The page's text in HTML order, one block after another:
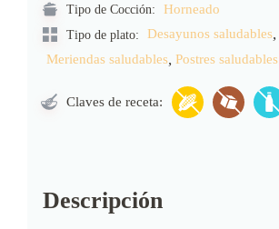
Tipo de Cocción:
Horneado
Tipo de plato:
Desayunos saludables,
Meriendas saludables, Postres saludables
Claves de receta:
Descripción